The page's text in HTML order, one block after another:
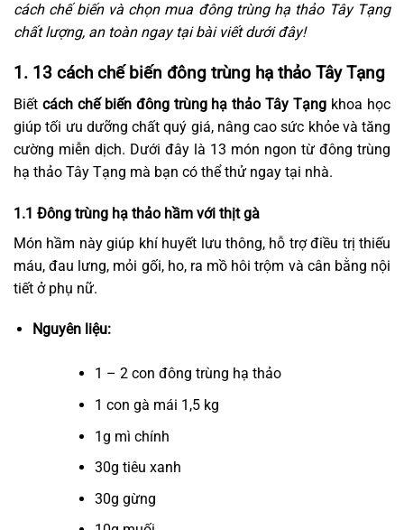
cách chế biến và chọn mua đông trùng hạ thảo Tây Tạng
chất lượng, an toàn ngay tại bài viết dưới đây!
1. 13 cách chế biến đông trùng hạ thảo Tây Tạng
Biết cách chế biến đông trùng hạ thảo Tây Tạng khoa học
giúp tối ưu dưỡng chất quý giá, nâng cao sức khỏe và tăng
cường miễn dịch. Dưới đây là 13 món ngon từ đông trùng
hạ thảo Tây Tạng mà bạn có thể thử ngay tại nhà.
1.1 Đông trùng hạ thảo hầm với thịt gà
Món hầm này giúp khí huyết lưu thông, hỗ trợ điều trị thiếu
máu, đau lưng, mỏi gối, ho, ra mồ hôi trộm và cân bằng nội
tiết ở phụ nữ.
Nguyên liệu:
1 – 2 con đông trùng hạ thảo
1 con gà mái 1,5 kg
1g mì chính
30g tiêu xanh
30g gừng